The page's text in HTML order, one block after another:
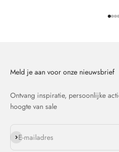
Meld je aan voor onze nieuwsbrief
Ontvang inspiratie, persoonlijke
hoogte van sale
E-mailadres
Abonneren